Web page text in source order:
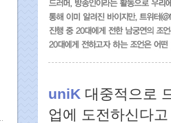
uniK 대중적으로
업에 도전하신다